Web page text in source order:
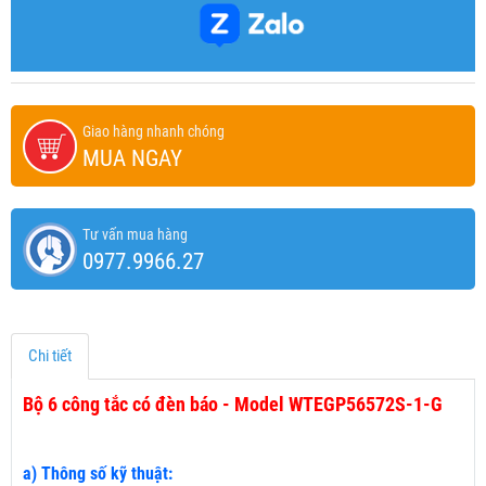
Giao hàng nhanh chóng
MUA NGAY
Tư vấn mua hàng
0977.9966.27
Chi tiết
Bộ 6 công tắc có đèn báo - Model WTEGP56572S-1-G
a) Thông số kỹ thuật: